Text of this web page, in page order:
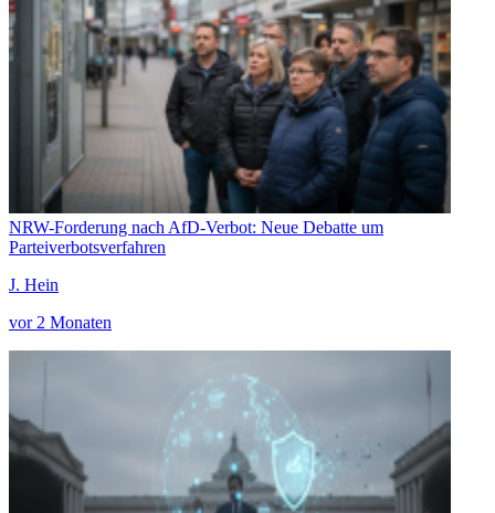
NRW-Forderung nach AfD-Verbot: Neue Debatte um
Parteiverbotsverfahren
J. Hein
vor 2 Monaten